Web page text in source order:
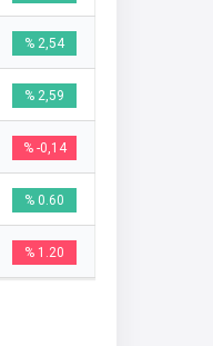
% 2,54
% 2,59
% -0,14
% 0.60
% 1.20